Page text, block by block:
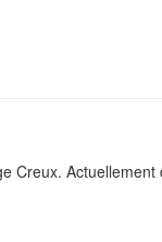
Creux.